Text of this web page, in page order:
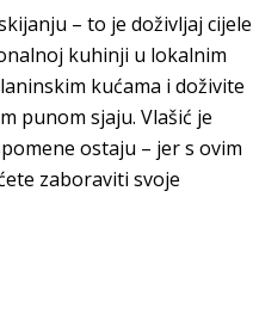
– to je doživljaj cijele
kuhinji u lokalnim
kućama i doživite
punom sjaju. Vlašić je
ostaju – jer s ovim
zaboraviti svoje